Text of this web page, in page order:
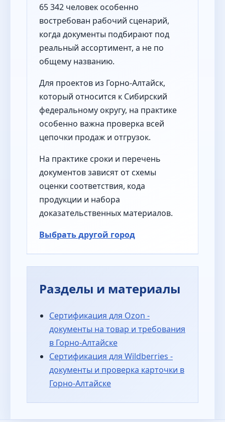
65 342 человек особенно
востребован рабочий сценарий,
когда документы подбирают под
реальный ассортимент, а не по
общему названию.
Для проектов из Горно-Алтайск,
который относится к Сибирский
федеральному округу, на практике
особенно важна проверка всей
цепочки продаж и отгрузок.
На практике сроки и перечень
документов зависят от схемы
оценки соответствия, кода
продукции и набора
доказательственных материалов.
Выбрать другой город
Разделы и материалы
Сертификация для Ozon -
документы на товар и требования
в Горно-Алтайске
Сертификация для Wildberries -
документы и проверка карточки в
Горно-Алтайске